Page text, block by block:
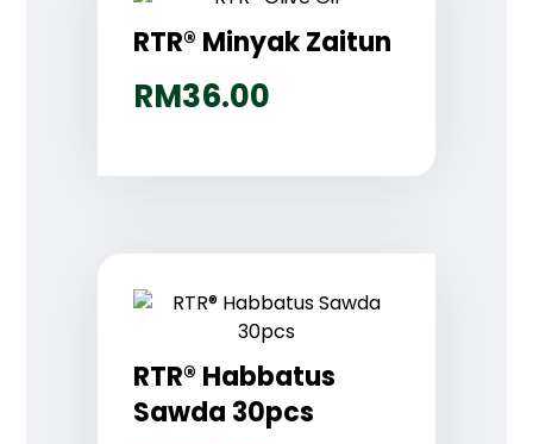
RTR® Minyak Zaitun
RM36.00
RTR® Habbatus
Sawda 30pcs